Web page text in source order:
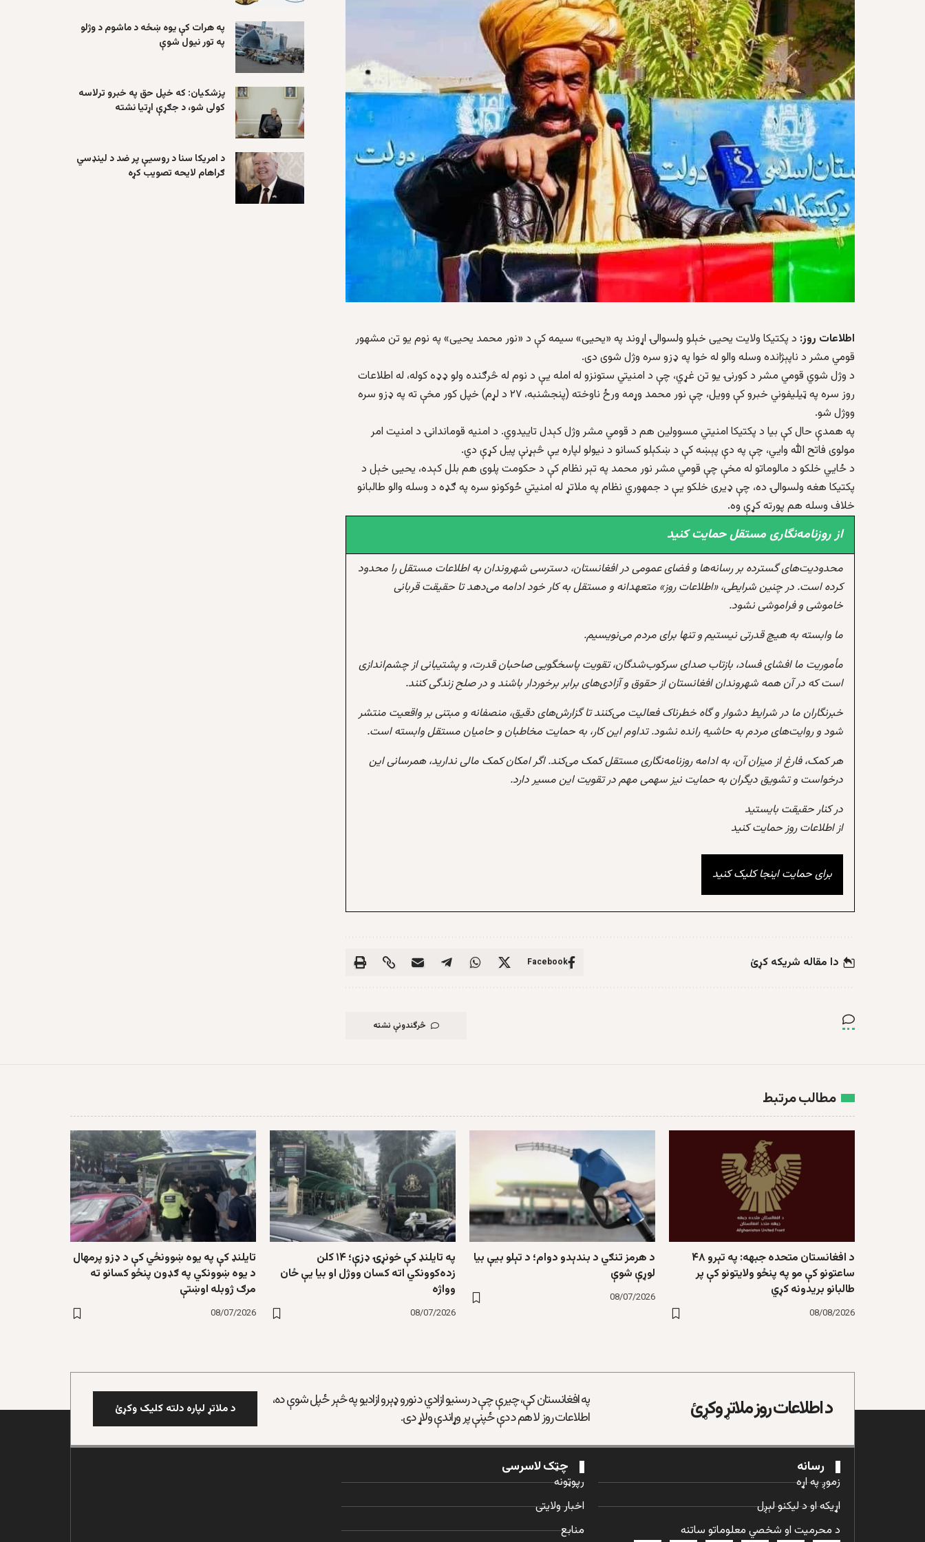
اطلاعات روز: د پکتيکا ولايت يحيی خېلو ولسوالۍ اړوند په «يحيی» سيمه کې د «نور محمد يحيی» په نوم يو تن مشهور
قومي مشر د ناپېژانده وسله والو له خوا په ډزو سره وژل شوی دی.
د وژل شوي قومي مشر د کورنۍ يو تن غړي، چې د امنيتي ستونزو له امله يې د نوم له څرګنده ولو ډډه کوله، له اطلاعات
روز سره په ټیلیفوني خبرو کې وويل، چې نور محمد وړمه ورځ ناوخته (پنجشنبه، ۲۷ د لړم) خپل کور مخې ته په ډزو سره
ووژل شو.
په همدې حال کې بيا د پکتيکا امنيتي مسوولين هم د قومي مشر وژل کېدل تاييدوي. د امنيه قوماندانۍ د امنيت امر
مولوی فاتح الله وايي، چې په دې پېښه کې د ښکېلو کسانو د نيولو لپاره يې څېړنې پيل کړې دي.
د ځايي خلکو د مالوماتو له مخې چې قومي مشر نور محمد په تېر نظام کې د حکومت پلوی هم بلل کېده، يحيی خېل د
پکتيکا هغه ولسوالۍ ده، چې ډیری خلکو يې د جمهوري نظام په ملاتړ له امنيتي ځوکونو سره په ګډه د وسله والو طالبانو
خلاف وسله هم پورته کړې وه.
از روزنامه‌نگاری مستقل حمایت کنید
محدودیت‌های گسترده بر رسانه‌ها و فضای عمومی در افغانستان، دسترسی شهروندان به اطلاعات مستقل را محدود
کرده است. در چنین شرایطی، «اطلاعات روز» متعهدانه و مستقل به کار خود ادامه می‌دهد تا حقیقت قربانی
خاموشی و فراموشی نشود.
ما وابسته به هیچ قدرتی نیستیم و تنها برای مردم می‌نویسیم.
مأموریت ما افشای فساد، بازتاب صدای سرکوب‌شدگان، تقویت پاسخگویی صاحبان قدرت، و پشتیبانی از چشم‌اندازی
است که در آن همه شهروندان افغانستان از حقوق و آزادی‌های برابر برخوردار باشند و در صلح زندگی کنند.
خبرنگاران ما در شرایط دشوار و گاه خطرناک فعالیت می‌کنند تا گزارش‌های دقیق، منصفانه و مبتنی بر واقعیت منتشر
شود و روایت‌های مردم به حاشیه رانده نشود. تداوم این کار، به حمایت مخاطبان و حامیان مستقل وابسته است.
هر کمک، فارغ از میزان آن، به ادامه روزنامه‌نگاری مستقل کمک می‌کند. اگر امکان کمک مالی ندارید، همرسانی این
درخواست و تشویق دیگران به حمایت نیز سهمی مهم در تقویت این مسیر دارد.
در کنار حقیقت بایستید
از اطلاعات روز حمایت کنید
برای حمایت اینجا کلیک کنید
دا مقاله شریکه کړئ Facebook
څرگندونې نشته
په هرات کې یوه ښځه د ماشوم د وژلو
په تور نیول شوې
پزشکیان: که خپل حق په خبرو ترلاسه
کولی شو، د جګړې اړتیا نشته
د امریکا سنا د روسیې پر ضد د لینډسي
ګراهام لایحه تصویب کړه
مطالب مرتبط
د افغانستان متحده جبهه: په تېرو ۴۸
ساعتونو کې مو په پنځو ولایتونو کې پر
طالبانو بریدونه کړي
08/08/2026
د هرمز تنګي د بندېدو دوام؛ د تېلو بیې بیا
لوړې شوې
08/07/2026
په تایلنډ کې خونړۍ ډزې؛ ۱۴ کلن
زده‌کوونکي اته کسان ووژل او بیا یې ځان
وواژه
08/07/2026
تایلنډ کې په یوه ښوونځي کې د ډزو پرمهال
د یوه ښوونکي په ګډون پنځو کسانو ته
مرګ ژوبله اوښتې
08/07/2026
د اطلاعات روز ملاتړ وکړئ
په افغانستان کې، چیرې چې د رسنیو ازادي د نورو ډېرو ازادیو په څېر ځپل شوې ده،
اطلاعات روز لا هم د دې ځپنې پر وړاندې ولاړ دی.
د ملاتړ لپاره دلته کلیک وکړئ
رسانه
زموږ په اړه
اړیکه او د لیکنو لېږل
د محرمیت او شخصي معلوماتو ساتنه
چټک لاسرسی
رپوټونه
اخبار ولایتی
منابع